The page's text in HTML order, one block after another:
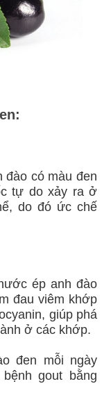
đào có màu đen
tự do xảy ra ở
do đó ức chế
ép anh đào
đau viêm khớp
giúp phá
ở các khớp.
đen mỗi ngày
gout bằng